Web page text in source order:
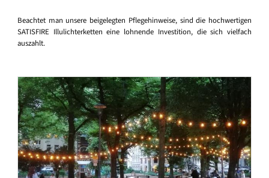
Beachtet man unsere beigelegten Pflegehinweise, sind die hochwertigen
SATISFIRE Illulichterketten eine lohnende Investition, die sich vielfach
auszahlt.